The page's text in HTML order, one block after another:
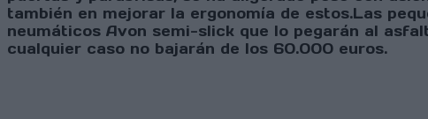
también en mejorar la ergonomía de estos.Las
neumáticos Avon semi-slick que lo pegarán al
cualquier caso no bajarán de los 60.000 euros.